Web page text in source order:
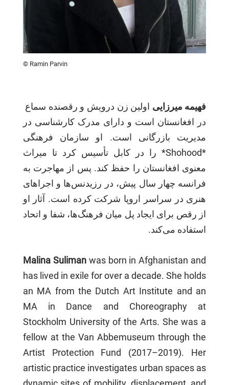
© Ramin Parvin
فهیمه میرزایی اولین زن درویش و رقصنده سماع
در افغانستان است و دارای مدرک کارشناسی در
مدیریت بازرگانی است. او سازمان فرهنگی
*Shohood* را در کابل تأسیس کرد تا میراث
معنوی افغانستان را حفظ کند. پس از مهاجرت به
فرانسه چهار سال پیش، در رزیدنس‌ها و اجراهای
هنری در سراسر اروپا شرکت کرده است. آثار او
از رقص برای ایجاد پل میان فرهنگ‌ها، شفا و اتحاد
استفاده می‌کند.
Malina Sulimanwas born in Afghanistan and
has lived in exile for over a decade. She holds
an MA from the Dutch Art Institute and an
MA in Dance and Choreography at
Stockholm University of the Arts. She was a
fellow at the Van Abbemuseum through the
Artist Protection Fund (2017–2019). Her
artistic practice investigates urban spaces as